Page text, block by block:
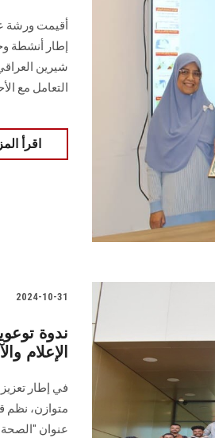
أقيمت ورشة
‏إطار أنشطة
شيرين
التعامل مع
اقرأ
2024-10-31
ندوة
الإعلام
في إطار
‏متوازن، نظم
عنوان "الصحة